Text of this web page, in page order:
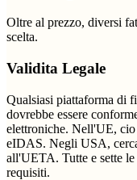
Oltre al prezzo, diversi
scelta.
Validita Legale
Qualsiasi piattaforma di
dovrebbe essere
elettroniche. Nell'UE,
eIDAS. Negli USA,
all'UETA. Tutte e sette
requisiti.